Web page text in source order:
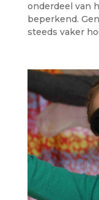
onderdeel van
beperkend.
steeds vaker